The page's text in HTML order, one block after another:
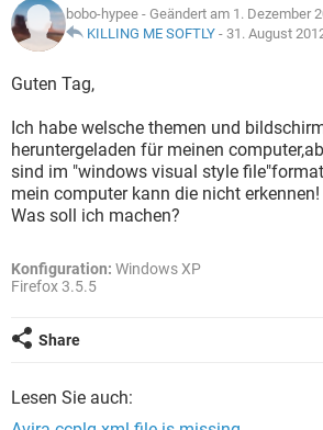
WHATSAPP TIKTOK
FACEBOOK
WINDOWS 10
WHATSAPP
SPIELE
ANDROID
WINDOWS 10
WHATSAPP TIKTOK
FACEBOOK
LEXIKON
SPIELE
WINDOWS 10
WHATSAPP
FACEBOOK
bobo-hypee - Geändert am 1. Dezember
KILLING ME SOFTLY - 31. August
Guten Tag,
Ich habe welsche themen und
heruntergeladen für meinen
sind im "windows visual style
mein computer kann die nicht erkennen!
Was soll ich machen?
Konfiguration: Windows XP
Firefox 3.5.5
Share
Lesen Sie auch: